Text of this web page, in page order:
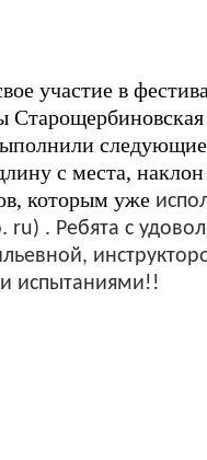
участие в
следующие
с места, наклон
которым уже
. Ребята с
испытаниями!!